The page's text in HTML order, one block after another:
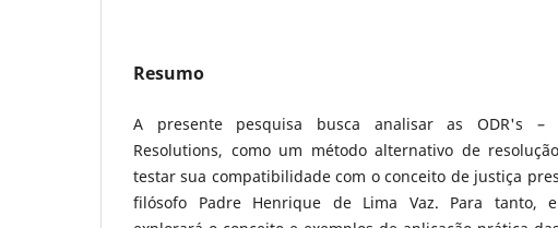
Resumo
A presente pesquisa busca analisar as ODR's –
Resolutions, como um método alternativo de
testar sua compatibilidade com o conceito de justiça
filósofo Padre Henrique de Lima Vaz. Para tanto,